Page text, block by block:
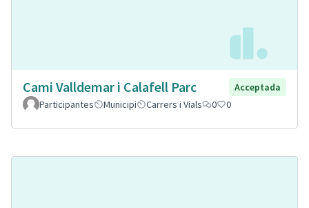
Cami Valldemar i Calafell Parc
Acceptada
Participantes
Municipi Carrers i Vials 0 0